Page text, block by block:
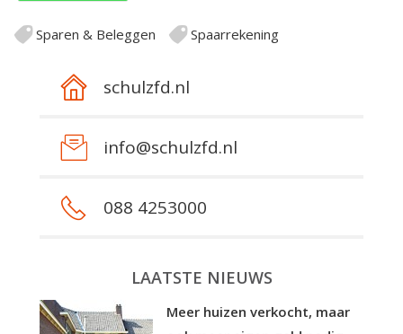
Sparen & Beleggen Spaarrekening
schulzfd.nl
info@schulzfd.nl
088 4253000
LAATSTE NIEUWS
Meer huizen verkocht, maar